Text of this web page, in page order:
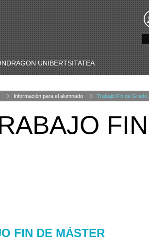
UNIBERTSITATEA
Información para el alumnado Trabajo Fin de Grado
FIN DE MÁSTER